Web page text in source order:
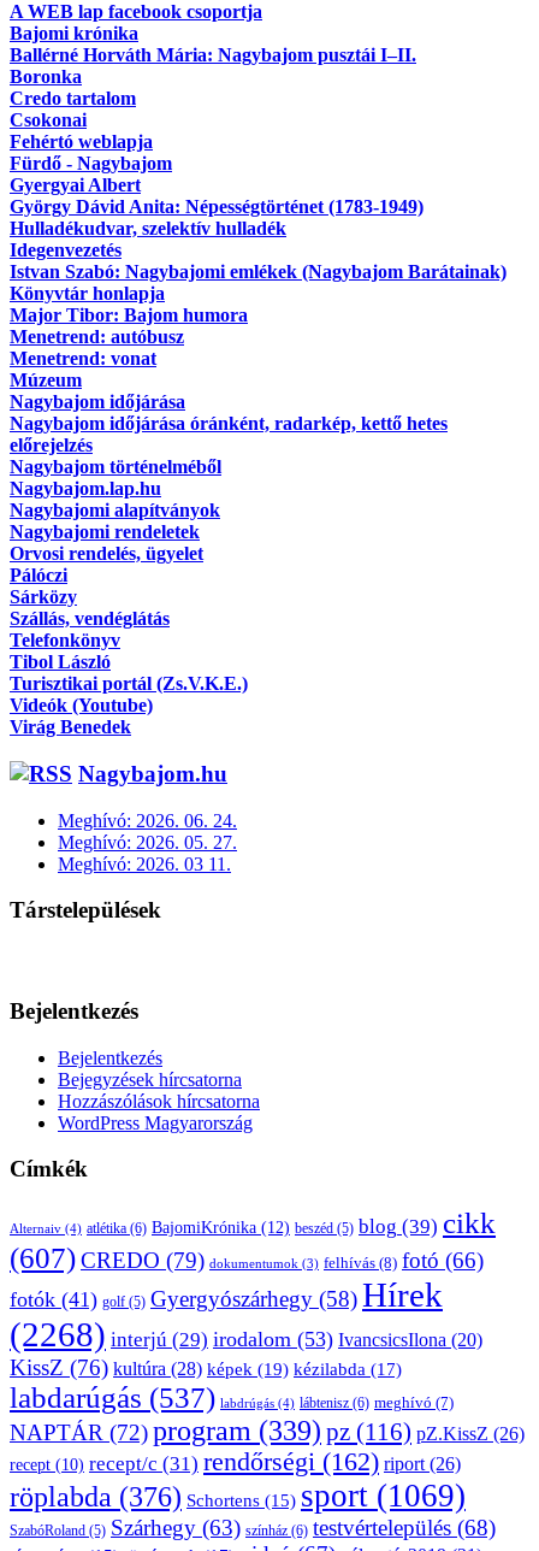
A WEB lap facebook csoportja
Bajomi krónika
Ballérné Horváth Mária: Nagybajom pusztái I–II.
Boronka
Credo tartalom
Csokonai
Fehértó weblapja
Fürdő - Nagybajom
Gyergyai Albert
György Dávid Anita: Népességtörténet (1783-1949)
Hulladékudvar, szelektív hulladék
Idegenvezetés
Istvan Szabó: Nagybajomi emlékek (Nagybajom Barátainak)
Könyvtár honlapja
Major Tibor: Bajom humora
Menetrend: autóbusz
Menetrend: vonat
Múzeum
Nagybajom időjárása
Nagybajom időjárása óránként, radarkép, kettő hetes
előrejelzés
Nagybajom történelméből
Nagybajom.lap.hu
Nagybajomi alapítványok
Nagybajomi rendeletek
Orvosi rendelés, ügyelet
Pálóczi
Sárközy
Szállás, vendéglátás
Telefonkönyv
Tibol László
Turisztikai portál (Zs.V.K.E.)
Videók (Youtube)
Virág Benedek
Nagybajom.hu
Meghívó: 2026. 06. 24.
Meghívó: 2026. 05. 27.
Meghívó: 2026. 03 11.
Társtelepülések
Bejelentkezés
Bejelentkezés
Bejegyzések hírcsatorna
Hozzászólások hírcsatorna
WordPress Magyarország
Címkék
Alternaiv (4) atlétika (6) BajomiKrónika (12) beszéd (5) blog (39) cikk
(607)CREDO (79) dokumentumok (3) felhívás (8) fotó (66)
fotók (41) golf (5) Gyergyószárhegy (58)Hírek
(2268) interjú (29) irodalom (53) IvancsicsIlona (20)
KissZ (76) kultúra (28) képek (19) kézilabda (17)
labdarúgás (537) labdrúgás (4) lábtenisz (6) meghívó (7)
NAPTÁR (72)program (339) pz (116) pZ.KissZ (26)
recept (10) recept/c (31) rendőrségi (162) riport(26)
röplabda (376) Schortens (15) sport (1069)
SzabóRoland (5) Szárhegy (63) színház (6) testvértelepülés (68)